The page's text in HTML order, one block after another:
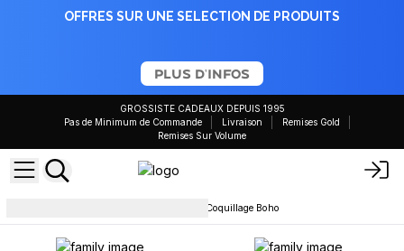
OFFRES SUR UNE SELECTION DE PRODUITS
PLUS D'INFOS
GROSSISTE CADEAUX DEPUIS 1995
Pas de Minimum de Commande
Livraison
Remises Gold
Remises Sur Volume
Lampe Coquillage Boho